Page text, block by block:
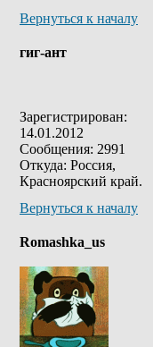
Вернуться к началу
гиг-ант
Зарегистрирован:
14.01.2012
Сообщения: 2991
Откуда: Россия,
Красноярский край.
Вернуться к началу
Romashka_us